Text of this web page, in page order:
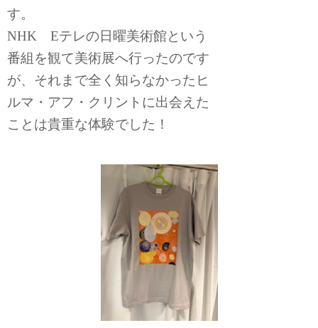
す。
NHK Eテレの日曜美術館という
番組を観て美術展へ行ったのです
が、それまで全く知らなかったヒ
ルマ・アフ・クリントに出会えた
ことは貴重な体験でした！